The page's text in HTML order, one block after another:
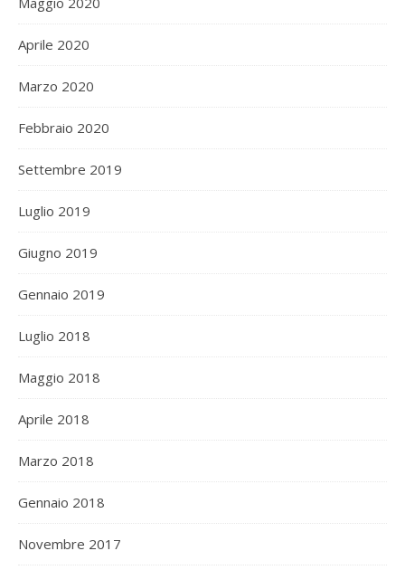
Aprile 2020
Marzo 2020
Febbraio 2020
Settembre 2019
Luglio 2019
Giugno 2019
Gennaio 2019
Luglio 2018
Maggio 2018
Aprile 2018
Marzo 2018
Gennaio 2018
Novembre 2017